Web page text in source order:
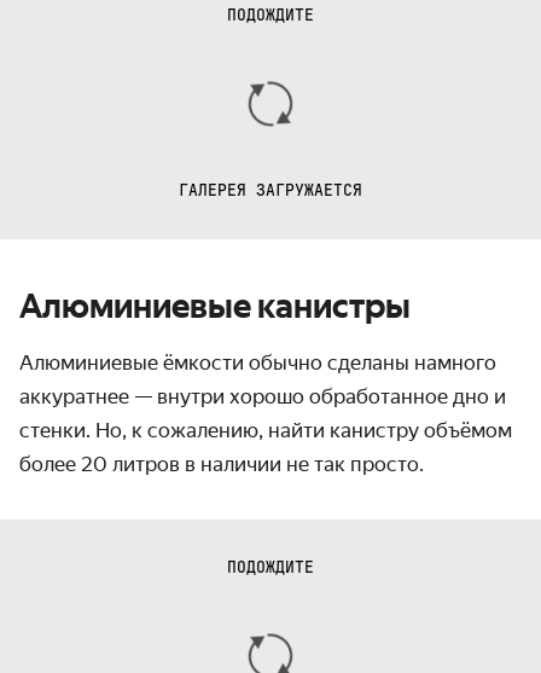
ПОДОЖДИТЕ
ГАЛЕРЕЯ ЗАГРУЖАЕТСЯ
Алюминиевые канистры
Алюминиевые ёмкости обычно сделаны намного
аккуратнее — внутри хорошо обработанное дно и
стенки. Но, к сожалению, найти канистру объёмом
более 20 литров в наличии не так просто.
ПОДОЖДИТЕ